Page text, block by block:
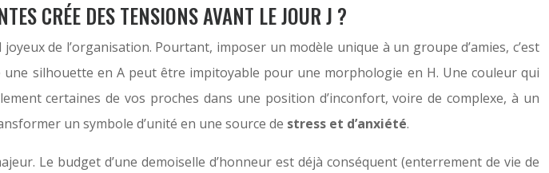
CRÉE DES TENSIONS AVANT LE JOUR J ?
de l’organisation. Pourtant, imposer un modèle unique à un groupe d’amies, c’est
silhouette en A peut être impitoyable pour une morphologie en H. Une couleur qui
certaines de vos proches dans une position d’inconfort, voire de complexe, à un
un symbole d’unité en une source de stress et d’anxiété.
Le budget d’une demoiselle d’honneur est déjà conséquent (enterrement de vie de